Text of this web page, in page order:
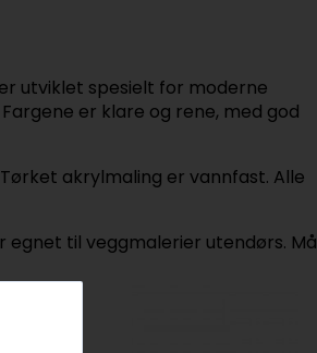
utviklet spesielt for moderne
er klare og rene, med god
akrylmaling er vannfast. Alle
til veggmalerier utendørs. Må